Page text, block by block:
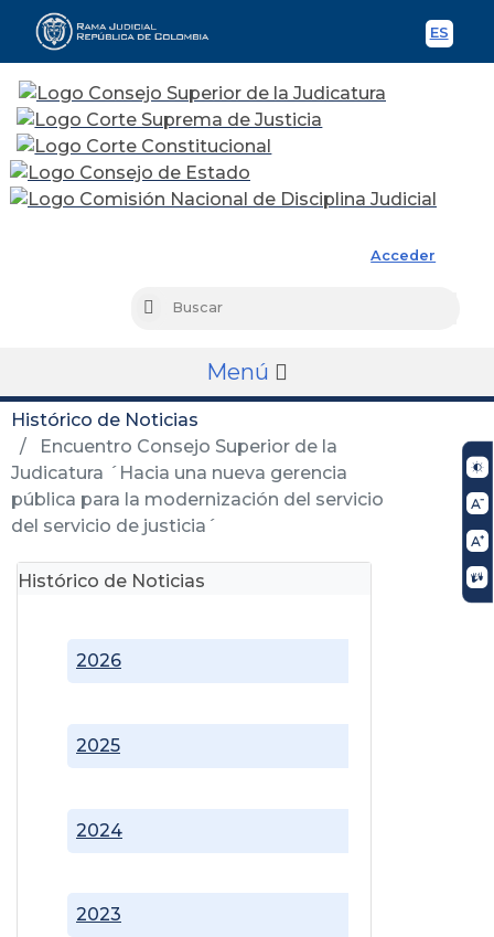
ES
Acceder
Buscar
Menú
Histórico de Noticias
Encuentro Consejo Superior de la
Judicatura ´Hacia una nueva gerencia
pública para la modernización del servicio
del servicio de justicia´
Histórico de Noticias
2023
2024
2025
2026